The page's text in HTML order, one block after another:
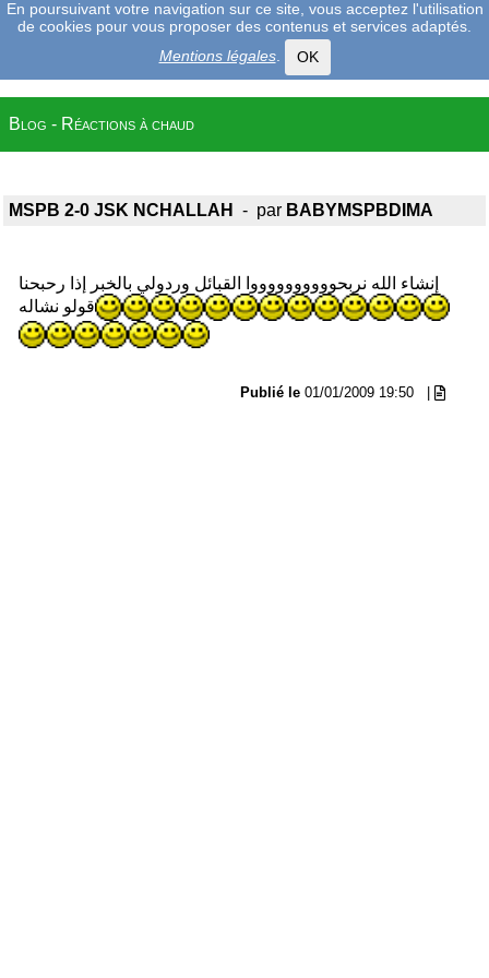
En poursuivant votre navigation sur ce site, vous acceptez l'utilisation
de cookies pour vous proposer des contenus et services adaptés.
Mentions légales. OK
Blog - Réactions à chaud
MSPB 2-0 JSK NCHALLAH - par BABYMSPBDIMA
إنشاء الله نربحووووووووووا القبائل وردولي بالخبر إذا رحبحنا
قولو نشاله
Publié le 01/01/2009 19:50